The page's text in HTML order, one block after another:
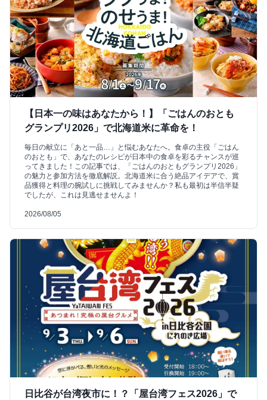
【日本一の味はあなたから！】「ごはんのおとも
グランプリ2026」で北海道米に革命を！
毎日の献立に「あと一品…」と悩むあなたへ。食卓の主役「ごはん
のおとも」で、あなたのレシピが日本中の食卓を彩るチャンスが巡
ってきました！この記事では、「ごはんのおともグランプリ2026」
の魅力と参加方法を徹底解説。北海道米に合う絶品アイデアで、賞
品獲得と料理の腕試しに挑戦してみませんか？私も最初は半信半疑
でしたが、これは見逃せませんよ！
2026/08/05
日比谷が台湾夜市に！？「屋台湾フェス2026」で